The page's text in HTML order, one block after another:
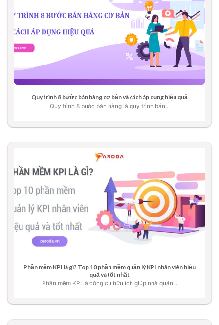
Quy trình 8 bước bán hàng cơ bản và cách áp dụng hiệu quả
Quy trình 8 bước bán hàng là quy trình bán...
Phần mềm KPI là gì? Top 10 phần mềm quản lý KPI nhân viên hiệu
quả và tốt nhất
Phần mềm KPI là công cụ hữu ích giúp nhà quản...